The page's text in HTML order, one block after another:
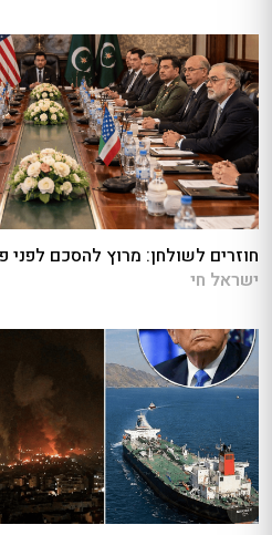
חוזרים לשולחן: מרוץ להסכם לפני
ישראל חי